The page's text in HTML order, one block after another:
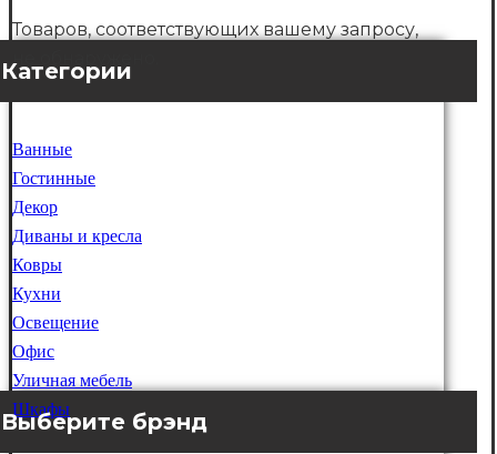
Товаров, соответствующих вашему запросу,
не обнаружено.
Категории
Ванные
Гостинные
Декор
Диваны и кресла
Ковры
Кухни
Освещение
Офис
Уличная мебель
Шкафы
Выберите брэнд